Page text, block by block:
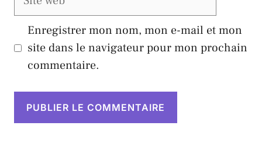
Enregistrer mon nom, mon e-mail et mon
site dans le navigateur pour mon prochain
commentaire.